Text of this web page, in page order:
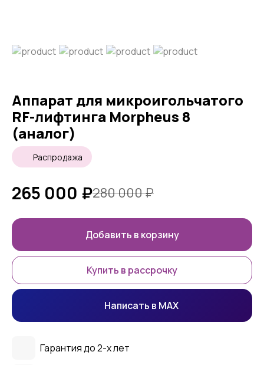
Аппарат для микроигольчатого
RF-лифтинга Morpheus 8
(аналог)
Распродажа
265 000 ₽280 000₽
Добавить в корзину
Купить в рассрочку
Написать в MAX
Гарантия до 2-х лет